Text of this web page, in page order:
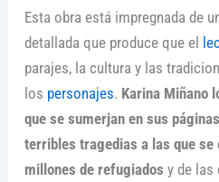
Esta obra está impregnada de
detallada que produce que el
parajes, la cultura y las
los personajes. Karina Miñano
que se sumerjan en sus
terribles tragedias a las que se
millones de refugiados y de las